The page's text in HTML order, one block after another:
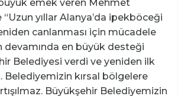
büyük emek veren Mehmet
“Uzun yıllar Alanya’da ipekböceği
canlanması için mücadele
devamında en büyük desteği
Belediyesi verdi ve yeniden ilk
Belediyemizin kırsal bölgelere
Büyükşehir Belediyemizin